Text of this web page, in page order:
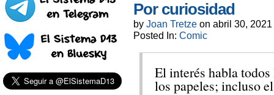
Por curiosidad
by Joan Tretze on abril 30, 2021
Posted In: Comic
El interés habla
los papeles; incluso